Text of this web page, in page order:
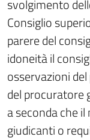
svolgimento
Consiglio
parere del
idoneità il
osservazioni
del procuratore
a seconda che
giudicanti o